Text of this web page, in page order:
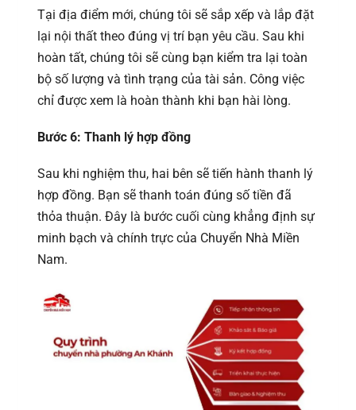
Tại địa điểm mới, chúng tôi sẽ sắp xếp và lắp đặt
lại nội thất theo đúng vị trí bạn yêu cầu. Sau khi
hoàn tất, chúng tôi sẽ cùng bạn kiểm tra lại toàn
bộ số lượng và tình trạng của tài sản. Công việc
chỉ được xem là hoàn thành khi bạn hài lòng.
Bước 6: Thanh lý hợp đồng
Sau khi nghiệm thu, hai bên sẽ tiến hành thanh lý
hợp đồng. Bạn sẽ thanh toán đúng số tiền đã
thỏa thuận. Đây là bước cuối cùng khẳng định sự
minh bạch và chính trực của Chuyển Nhà Miền
Nam.